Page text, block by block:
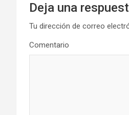
Deja una
Tu dirección de correo
Comentario